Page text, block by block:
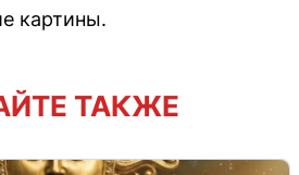
картины.
ТАКЖЕ